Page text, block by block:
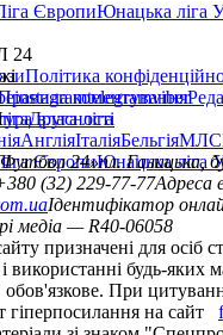
ЄвропиЮнацька ліга
24
Політика
коментування
власності
instagramtelegramviber
Друга ліга
АнгліяІталіяБельгіяМЛС
ЄвропиЮнацька ліга
24»пл. Галицька,
(32) 229-77-77Адреса
Ідентифікатор
медіа — R40-06058
призначені для осіб
використанні будь-яких
При
гіперпосилання на сайт